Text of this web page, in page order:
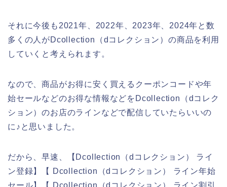
それに今後も2021年、2022年、2023年、2024年と数
多くの人がDcollection（dコレクション）の商品を利用
していくと考えられます。
なので、商品がお得に安く買えるクーポンコードや年
始セールなどのお得な情報などをDcollection（dコレク
ション）のお店のラインなどで配信していたらいいの
に♪と思いました。
だから、早速、【Dcollection（dコレクション） ライ
ン登録】【 Dcollection（dコレクション） ライン年始
セール】【 Dcollection（dコレクション） ライン割引